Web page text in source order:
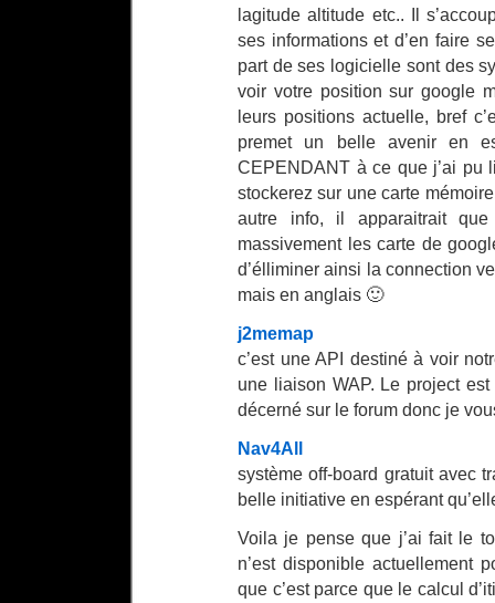
lagitude altitude etc.. Il
ses informations et d’en faire
part de ses logicielle sont des
voir votre position sur google
leurs positions actuelle, bref
premet un belle avenir en
CEPENDANT à ce que j’ai pu
stockerez sur une carte
autre info, il apparaitrait
massivement les carte de
d’élliminer ainsi la connection
mais en anglais 🙂
j2memap
c’est une API destiné à voir
une liaison WAP. Le project
décerné sur le forum donc je
Nav4All
système off-board gratuit avec
belle initiative en espérant
Voila je pense que j’ai fait le
n’est disponible actuellement
que c’est parce que le calcul